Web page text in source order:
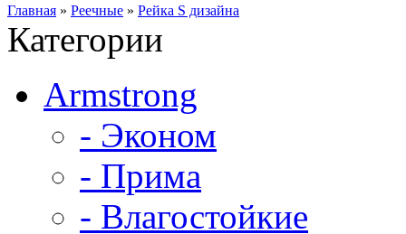
Главная » Реечные » Рейка S дизайна
Категории
Armstrong
- Эконом
- Прима
- Влагостойкие